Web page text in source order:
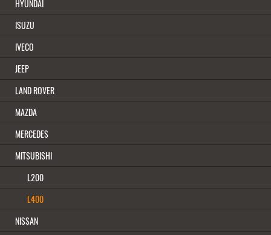
HYUNDAI
ISUZU
IVECO
JEEP
LAND ROVER
MAZDA
MERCEDES
MITSUBISHI
L200
L400
NISSAN